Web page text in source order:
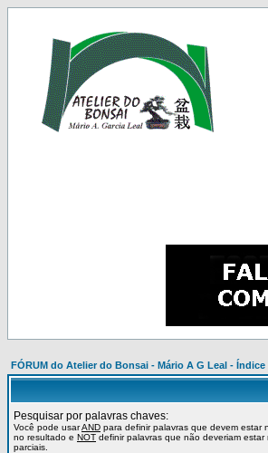
FÓRUM do Atelier do Bonsai - Mário A G Leal - Índice
Pesquisar por palavras chaves:
Você pode usarAND para definir palavras que devem estar
no resultado e NOT definir palavras que não deveriam
parciais.